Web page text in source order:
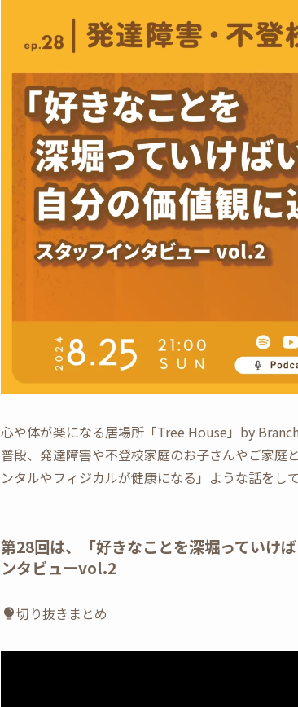
心や体が楽になる居場所「Tree House」by
普段、発達障害や不登校家庭のお子さんやご家庭
ンタルやフィジカルが健康になる」ような話をして
第28回は、「好きなことを深堀っていけ
ンタビューvol.2
切り抜きまとめ